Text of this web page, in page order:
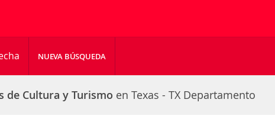
NUEVA BÚSQUEDA
de Cultura y Turismo en Texas - TX Departamento